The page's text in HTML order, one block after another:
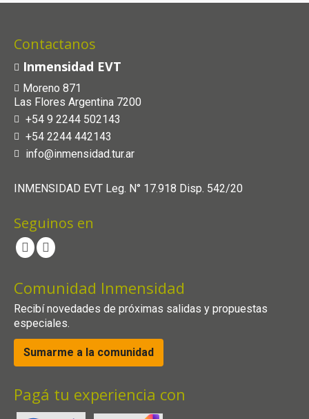
Contactanos
Inmensidad EVT
Moreno 871
Las Flores Argentina 7200
+54 9 2244 502143
+54 2244 442143
info@inmensidad.tur.ar
INMENSIDAD EVT Leg. N° 17.918 Disp. 542/20
Seguinos en
Comunidad Inmensidad
Recibí novedades de próximas salidas y propuestas
especiales.
Sumarme a la comunidad
Pagá tu experiencia con